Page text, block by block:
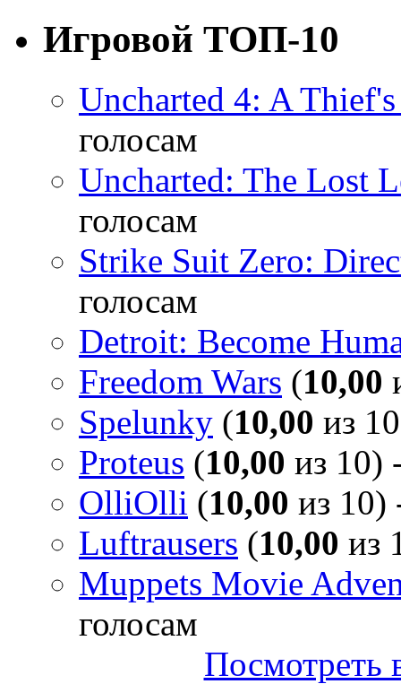
Игровой ТОП-10
Uncharted 4: A
голосам
Uncharted: The Lost
голосам
Strike Suit Zero:
голосам
Detroit: Become
Freedom Wars (10,00
Spelunky (10,00 из
Proteus (10,00 из 10)
OlliOlli (10,00 из 10)
Luftrausers (10,00 из
Muppets Movie
голосам
Посмотреть